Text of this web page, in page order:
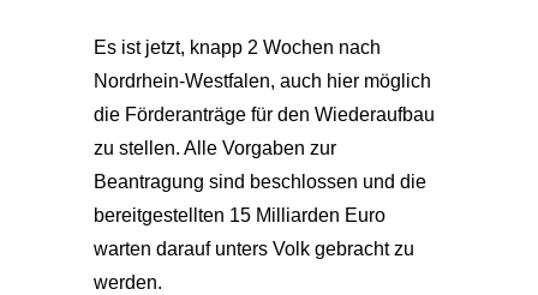
Es ist jetzt, knapp 2 Wochen nach
Nordrhein-Westfalen, auch hier möglich
die Förderanträge für den Wiederaufbau
zu stellen. Alle Vorgaben zur
Beantragung sind beschlossen und die
bereitgestellten 15 Milliarden Euro
warten darauf unters Volk gebracht zu
werden.